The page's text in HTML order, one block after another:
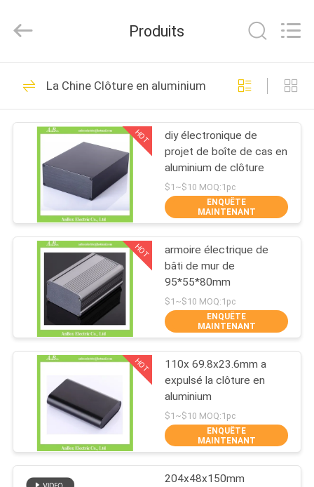
MAISON
PRODUITS
SUJET
NOUS
VISITE
D'USINE
CONTRÔLE
QUALITÉ
CONTACTEZ-
NOUS
Electric
Rights
Boîte de clôture
d'ABS
34
boîte en plastique
imperméable de
clôture
26
Boîte de jonction
électrique en
plastique
Produits
La Chine Clôture en aluminium expulsée
HOT
diy électronique de
projet de boîte de cas en
aluminium de clôture
$1~$10 MOQ:1pc
ENQUÊTE
MAINTENANT
HOT
armoire électrique de
bâti de mur de
95*55*80mm
$1~$10 MOQ:1pc
ENQUÊTE
MAINTENANT
HOT
110x 69.8x23.6mm a
expulsé la clôture en
aluminium
$1~$10 MOQ:1pc
ENQUÊTE
MAINTENANT
204x48x150mm